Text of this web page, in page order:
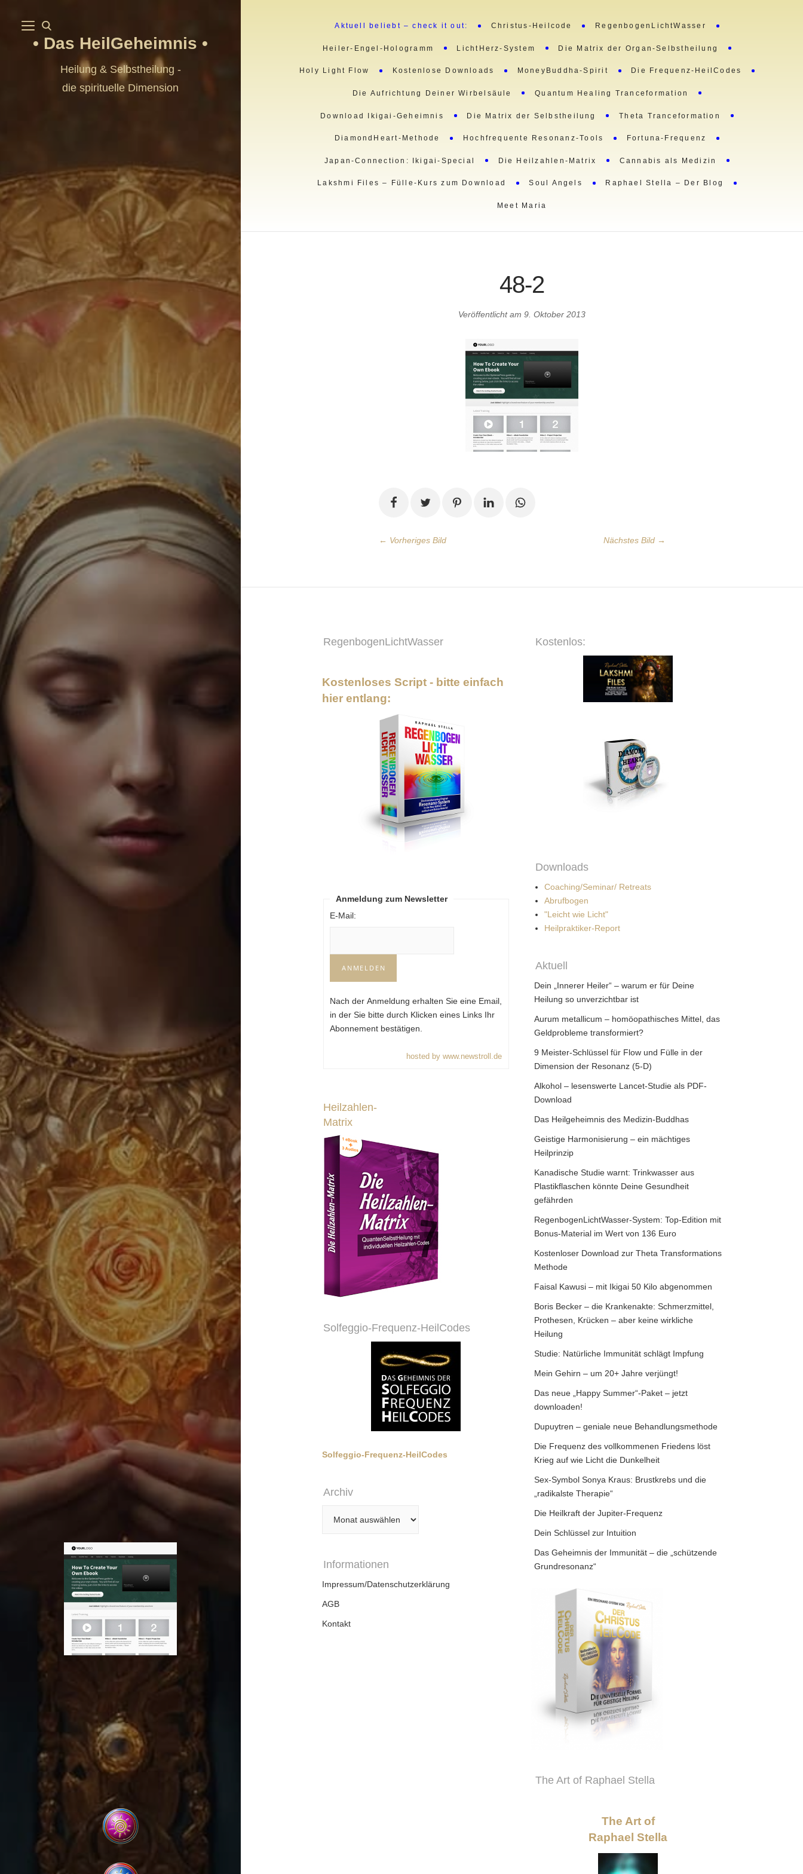
Das HeilGeheimnis
Heilung & Selbstheilung -
die spirituelle Dimension
Aktuell beliebt – check it out: Christus-Heilcode RegenbogenLichtWasser
Heiler-Engel-Hologramm LichtHerz-System Die Matrix der Organ-Selbstheilung
Holy Light Flow Kostenlose Downloads MoneyBuddha-Spirit Die Frequenz-HeilCodes
Die Aufrichtung Deiner Wirbelsäule Quantum Healing Tranceformation
Download Ikigai-Geheimnis Die Matrix der Selbstheilung Theta Tranceformation
DiamondHeart-Methode Hochfrequente Resonanz-Tools Fortuna-Frequenz
Japan-Connection: Ikigai-Special Die Heilzahlen-Matrix Cannabis als Medizin
Lakshmi Files – Fülle-Kurs zum Download Soul Angels Raphael Stella – Der Blog
Meet Maria
48-2
Veröffentlicht am9. Oktober 2013
← Vorheriges Bild Nächstes Bild →
RegenbogenLichtWasser
Kostenloses Script - bitte einfach
hier entlang:
Anmeldung zum Newsletter
E-Mail:
Nach der Anmeldung erhalten Sie eine Email,
in der Sie bitte durch Klicken eines Links Ihr
Abonnement bestätigen.
hosted by www.newstroll.de
Heilzahlen-
Matrix
Solfeggio-Frequenz-HeilCodes
Solfeggio-Frequenz-HeilCodes
Archiv
Informationen
Impressum/Datenschutzerklärung
AGB
Kontakt
Kostenlos:
Downloads
Coaching/Seminar/ Retreats
Abrufbogen
"Leicht wie Licht"
Heilpraktiker-Report
Aktuell
Dein „Innerer Heiler“ – warum er für Deine
Heilung so unverzichtbar ist
Aurum metallicum – homöopathisches Mittel, das
Geldprobleme transformiert?
9 Meister-Schlüssel für Flow und Fülle in der
Dimension der Resonanz (5-D)
Alkohol – lesenswerte Lancet-Studie als PDF-
Download
Das Heilgeheimnis des Medizin-Buddhas
Geistige Harmonisierung – ein mächtiges
Heilprinzip
Kanadische Studie warnt: Trinkwasser aus
Plastikflaschen könnte Deine Gesundheit
gefährden
RegenbogenLichtWasser-System: Top-Edition mit
Bonus-Material im Wert von 136 Euro
Kostenloser Download zur Theta Transformations
Methode
Faisal Kawusi – mit Ikigai 50 Kilo abgenommen
Boris Becker – die Krankenakte: Schmerzmittel,
Prothesen, Krücken – aber keine wirkliche
Heilung
Studie: Natürliche Immunität schlägt Impfung
Mein Gehirn – um 20+ Jahre verjüngt!
Das neue „Happy Summer“-Paket – jetzt
downloaden!
Dupuytren – geniale neue Behandlungsmethode
Die Frequenz des vollkommenen Friedens löst
Krieg auf wie Licht die Dunkelheit
Sex-Symbol Sonya Kraus: Brustkrebs und die
„radikalste Therapie“
Die Heilkraft der Jupiter-Frequenz
Dein Schlüssel zur Intuition
Das Geheimnis der Immunität – die „schützende
Grundresonanz“
The Art of Raphael Stella
The Art of
Raphael Stella